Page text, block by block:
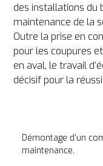
des installations du
maintenance de la
Outre la prise en
pour les coupures
en aval, le travail
décisif pour la
Démontage d’un
maintenance.